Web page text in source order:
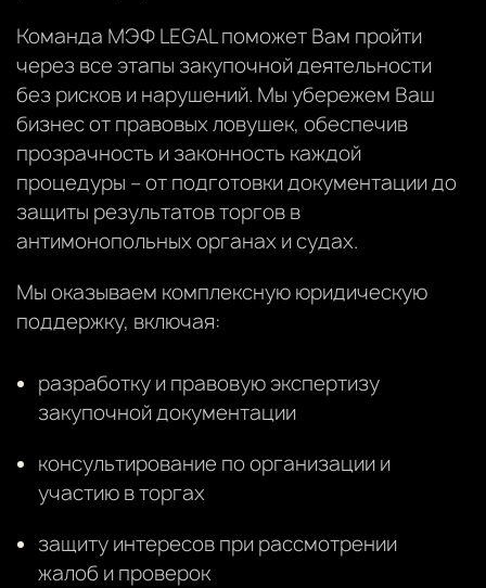
Команда МЭФ LEGAL поможет Вам пройти
через все этапы закупочной деятельности
без рисков и нарушений. Мы убережем Ваш
бизнес от правовых ловушек, обеспечив
прозрачность и законность каждой
процедуры – от подготовки документации до
защиты результатов торгов в
антимонопольных органах и судах.
Мы оказываем комплексную юридическую
поддержку, включая:
разработку и правовую экспертизу
закупочной документации
консультирование по организации и
участию в торгах
защиту интересов при рассмотрении
жалоб и проверок